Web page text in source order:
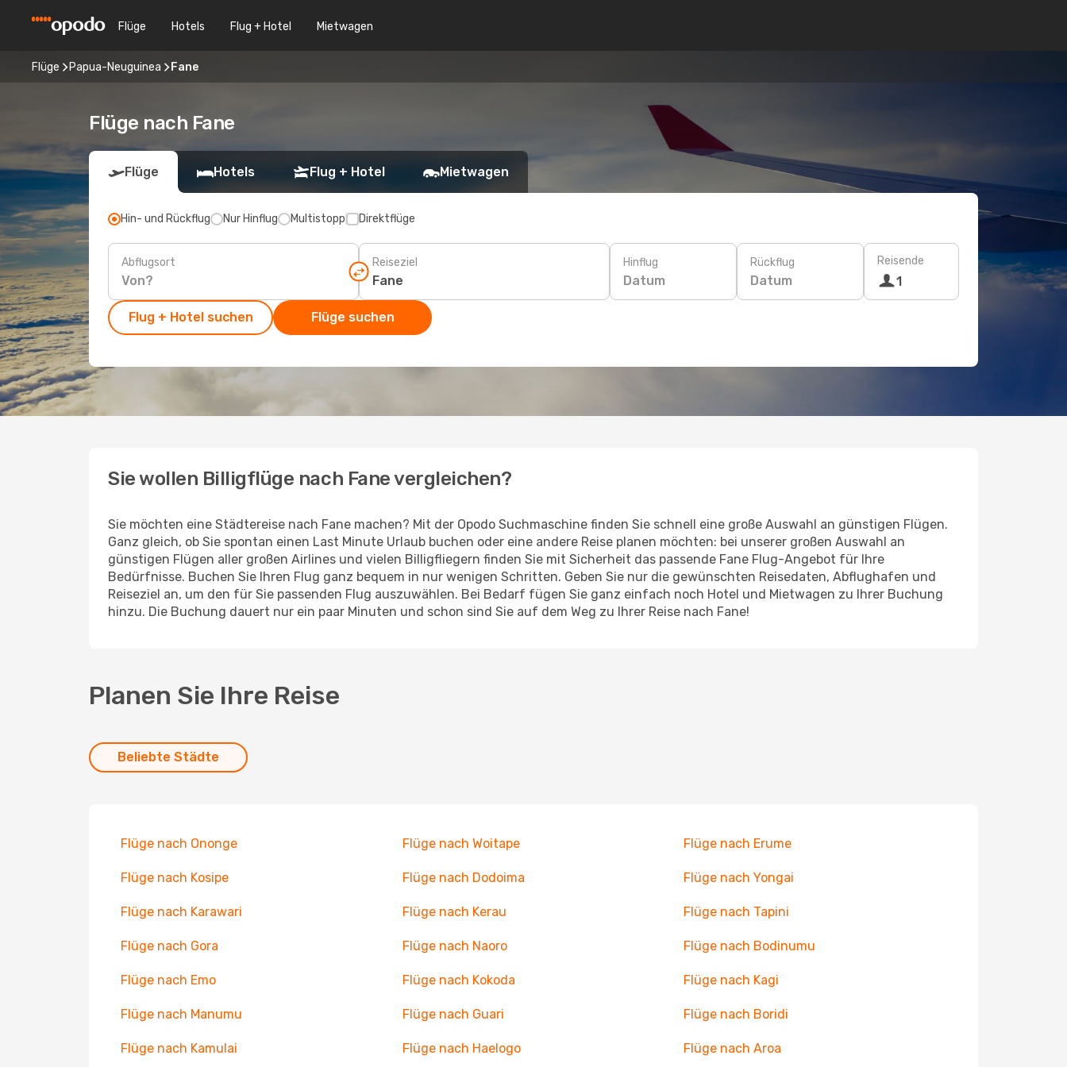
Flüge Hotels Flug + Hotel Mietwagen
Flüge Papua-Neuguinea Fane
Flüge nach Fane
Flüge Hotels Flug + Hotel Mietwagen
Hin- und Rückflug Nur Hinflug Multistopp Direktflüge
Abflugsort Reiseziel Hinflug
Datum
Rückflug
Datum
Reisende
1
Flug + Hotel suchen Flüge suchen
Sie wollen Billigflüge nach Fane vergleichen?
Sie möchten eine Städtereise nach Fane machen? Mit der Opodo Suchmaschine finden Sie schnell eine große Auswahl an günstigen Flügen.
Ganz gleich, ob Sie spontan einen Last Minute Urlaub buchen oder eine andere Reise planen möchten: bei unserer großen Auswahl an
günstigen Flügen aller großen Airlines und vielen Billigfliegern finden Sie mit Sicherheit das passende Fane Flug-Angebot für Ihre
Bedürfnisse. Buchen Sie Ihren Flug ganz bequem in nur wenigen Schritten. Geben Sie nur die gewünschten Reisedaten, Abflughafen und
Reiseziel an, um den für Sie passenden Flug auszuwählen. Bei Bedarf fügen Sie ganz einfach noch Hotel und Mietwagen zu Ihrer Buchung
hinzu. Die Buchung dauert nur ein paar Minuten und schon sind Sie auf dem Weg zu Ihrer Reise nach Fane!
Planen Sie Ihre Reise
Beliebte Städte
Flüge nach Ononge Flüge nach Woitape Flüge nach Erume
Flüge nach Kosipe Flüge nach Dodoima Flüge nach Yongai
Flüge nach Karawari Flüge nach Kerau Flüge nach Tapini
Flüge nach Gora Flüge nach Naoro Flüge nach Bodinumu
Flüge nach Emo Flüge nach Kokoda Flüge nach Kagi
Flüge nach Manumu Flüge nach Guari Flüge nach Boridi
Flüge nach Kamulai Flüge nach Haelogo Flüge nach Aroa